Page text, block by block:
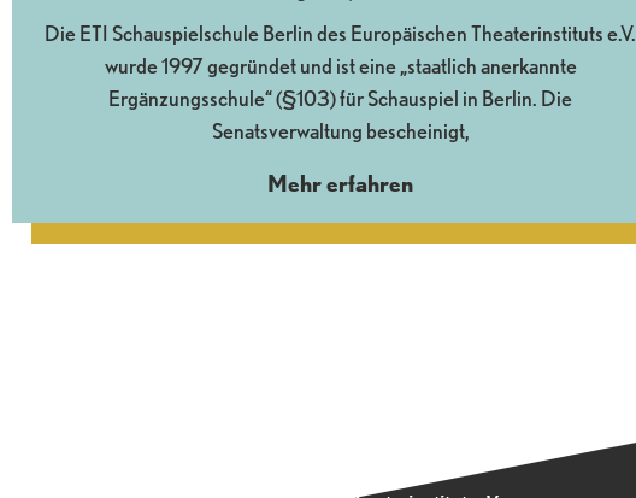
Die ETI Schauspielschule Berlin des Europäischen Theaterinstituts e.V.
wurde 1997 gegründet und ist eine „staatlich anerkannte
Ergänzungsschule“ (§103) für Schauspiel in Berlin. Die
Senatsverwaltung bescheinigt,
Mehr erfahren